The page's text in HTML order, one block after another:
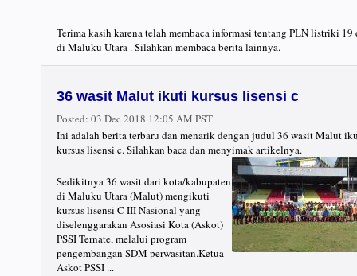
Terima kasih karena telah membaca informasi tentang PLN listriki 19
di Maluku Utara . Silahkan membaca berita lainnya.
36 wasit Malut ikuti kursus lisensi c
Posted: 03 Dec 2018 12:05 AM PST
Ini adalah berita terbaru dan menarik dengan judul 36 wasit Malut
kursus lisensi c. Silahkan baca dan menyimak artikelnya.
Sedikitnya 36 wasit dari kota/kabupaten
di Maluku Utara (Malut) mengikuti
kursus lisensi C III Nasional yang
diselenggarakan Asosiasi Kota (Askot)
PSSI Ternate, melalui program
pengembangan SDM perwasitan.Ketua
Askot PSSI ...